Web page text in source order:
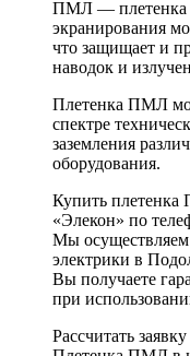
ПМЛ — плетенка
экранирования
что защищает и
наводок и
Плетенка ПМЛ
спектре
заземления
оборудования.
Купить
«Элекон» по
Мы осуществляем
электрики в
Вы получаете
при
Рассчитать заявку